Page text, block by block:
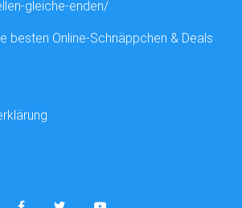
gleiche-enden/
besten Online-Schnäppchen & Deals